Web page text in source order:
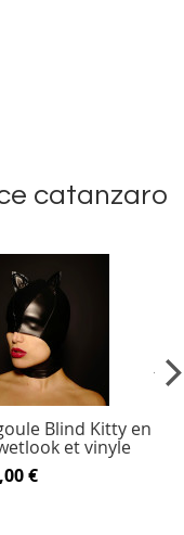
catanzaro
Blind Kitty en
et vinyle
€